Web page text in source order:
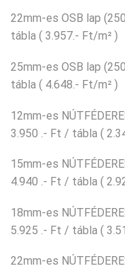
22mm-es OSB lap
tábla ( 3.957.- Ft/m² )
25mm-es OSB lap
tábla ( 4.648.- Ft/m² )
12mm-es
3.950 .- Ft / tábla (
15mm-es
4.940 .- Ft / tábla (
18mm-es
5.925 .- Ft / tábla (
22mm-es